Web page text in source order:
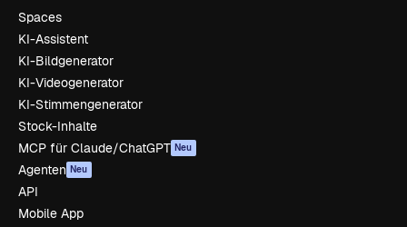
Spaces
KI-Assistent
KI-Bildgenerator
KI-Videogenerator
KI-Stimmengenerator
Stock-Inhalte
MCP für Claude/ChatGPT Neu
Agenten Neu
API
Mobile App